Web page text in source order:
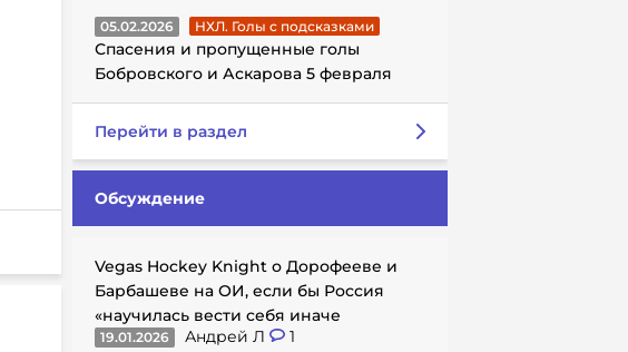
05.02.2026 НХЛ. Голы с подсказками
Спасения и пропущенные голы
Бобровского и Аскарова 5 февраля
Перейти в раздел
Обсуждение
Vegas Hockey Knight о Дорофееве и
Барбашеве на ОИ, если бы Россия
«научилась вести себя иначе
19.01.2026 Андрей Л 1